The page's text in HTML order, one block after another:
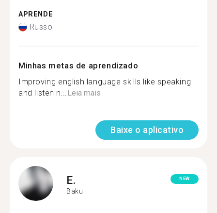
APRENDE
Russo
Minhas metas de aprendizado
Improving english language skills like speaking
and listenin...Leia mais
Baixe o aplicativo
E.
Baku
NEW